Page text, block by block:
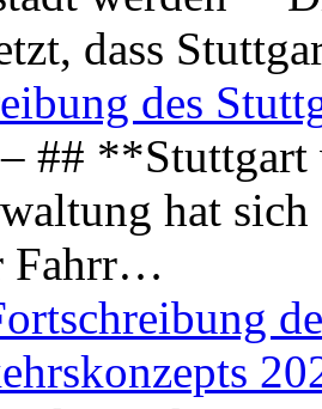
dass
des
– ## **Stuttgart
hat
Fahrr…